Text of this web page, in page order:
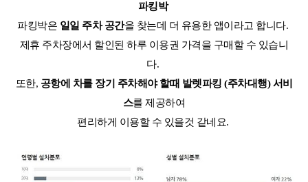
파킹박
파킹박은 일일 주차 공간을 찾는데 더 유용한 앱이라고 합니다.
제휴 주차장에서 할인된 하루 이용권 가격을 구매할 수 있습니
다.
또한, 공항에 차를 장기 주차해야 할때 발렛파킹 (주차대행) 서비
스를 제공하여
편리하게 이용할 수 있을것 같네요.